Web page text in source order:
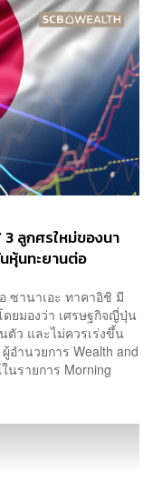
3 ลูกศรใหม่ของนา
หุ้นทะยานต่อ
ซานาเอะ ทาคาอิชิ มี
ดยมองว่า เศรษฐกิจญี่ปุ่น
ตัว และไม่ควรเร่งขึ้น
ำนวยการ Wealth and
นรายการ Morning